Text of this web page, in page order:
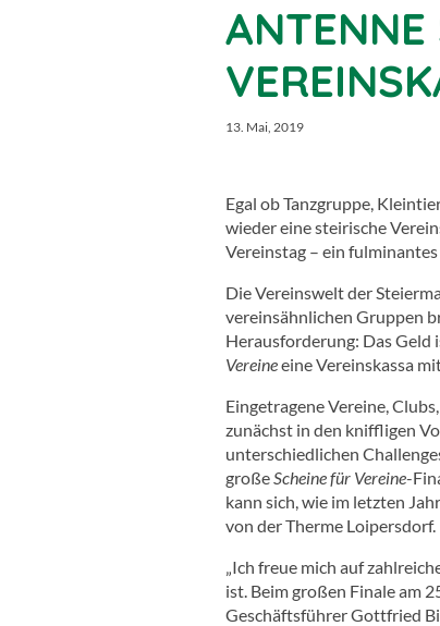
ANTENNE
13. Mai, 2019
Egal ob Tanzgruppe,
wieder eine steirische
Vereinstag – ein
Die Vereinswelt der
vereinsähnlichen Gruppen
Herausforderung: Das Geld
Vereineeine Vereinskassa
Eingetragene Vereine,
zunächst in den kniffligen
unterschiedlichen
großeScheine für Vereine-
kann sich, wie im letzten
von der Therme Loipersdorf.
„Ich freue mich auf
ist. Beim großen Finale am
Geschäftsführer Gottfried